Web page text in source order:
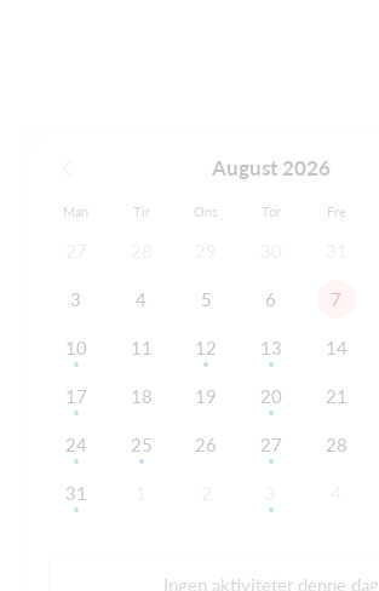
August 2026
Man Tir Ons Tor Fre
3 4 5 6 7
10 11 12 13 14
17 18 19 20 21
24 25 26 27 28
31
Ingen aktiviteter denne dag